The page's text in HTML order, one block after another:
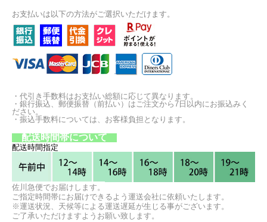
お支払いは以下の方法がご選択いただけます。
・代引き手数料はお支払い総額に応じて異なります。
・銀行振込、郵便振替（前払い）はご注文から7日以内にお振込みく
ださい。
・振込手数料については、お客様負担となります。
配送時間帯について
配送時間指定
佐川急便でお届けします。
ご指定時間帯にお届けできるよう運送会社に依頼いたします。
※運送状況、天候等による運送遅延が生じる事がございます。
ご了承いただけますようお願い致します。